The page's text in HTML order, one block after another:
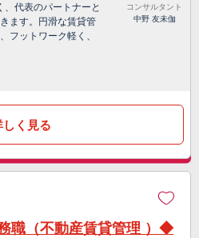
代表のパートナーと
ます。円滑な賃貸管
フットワーク軽く、
コンサルタント
中野 友未伽
しく見る
職（不動産賃貸管理 ）◆